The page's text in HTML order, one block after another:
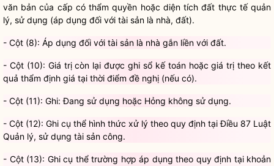
văn bản của cấp có thẩmquyền hoặc diện tích đất thực tế quản
lý, sử dụng (áp dụng đối với tài sản là nhà, đất).
- Cột (8): Áp dụng đối với tài sản là nhà gắn liền với đất.
- Cột (10): Giá trị còn lại được ghi sổ kế toán hoặc giá trị theo kết
quả thẩm định giá tại thời điểm đề nghị (nếu có).
- Cột (11): Ghi: Đang sử dụng hoặc Hỏng không sử dụng.
- Cột (12): Ghi cụ thể hình thức xử lý theo quy định tạiĐiều 87 Luật
Quản lý, sử dụng tài sản công.
- Cột (13): Ghi cụ thể trường hợp áp dụng theo quy định tại khoản